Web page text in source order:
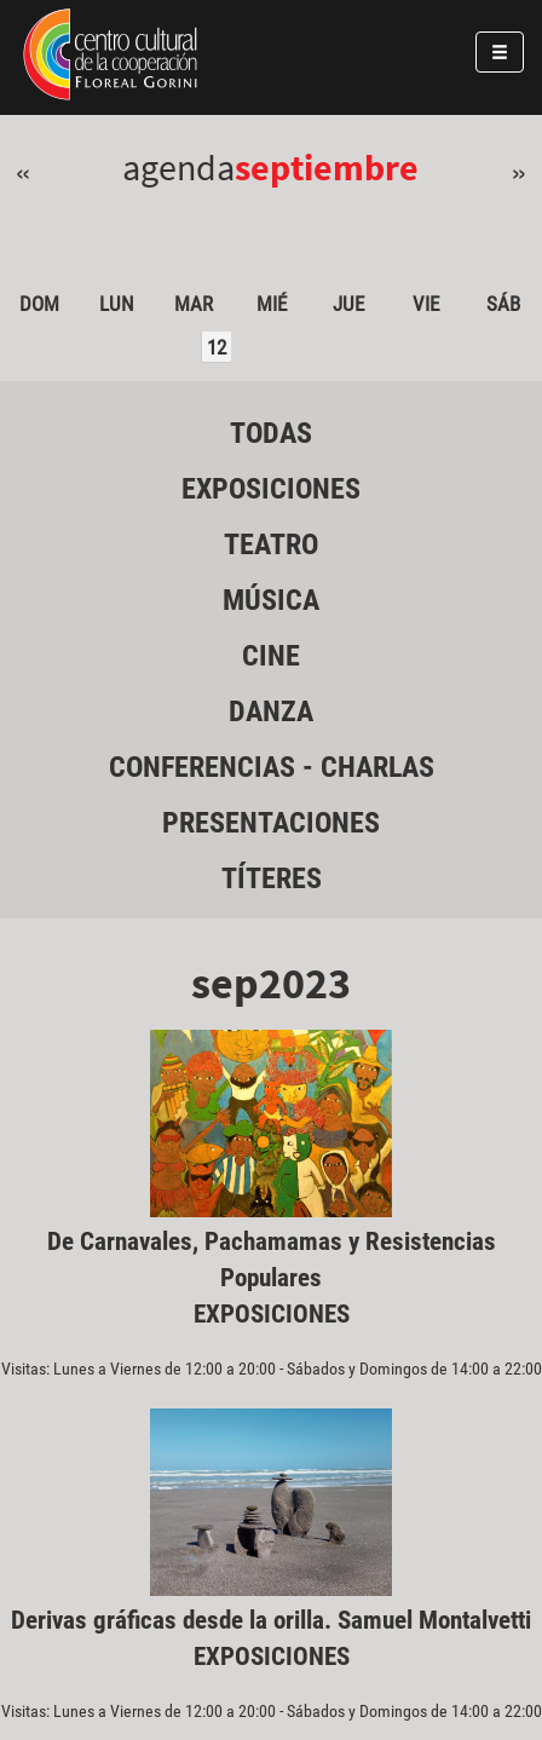
Pasar al contenido principal
Jump to main content
« agendaseptiembre »
DOM LUN MAR MIÉ JUE VIE
SÁB
12
TODAS
EXPOSICIONES
TEATRO
MÚSICA
CINE
DANZA
CONFERENCIAS - CHARLAS
PRESENTACIONES
TÍTERES
sep2023
De Carnavales, Pachamamas y Resistencias
Populares
EXPOSICIONES
Visitas: Lunes a Viernes de 12:00 a 20:00 - Sábados y Domingos de 14:00 a 22:00
Derivas gráficas desde la orilla. Samuel Montalvetti
EXPOSICIONES
Visitas: Lunes a Viernes de 12:00 a 20:00 - Sábados y Domingos de 14:00 a 22:00